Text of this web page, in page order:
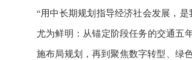
“用中长期规划指导经济社会发展，
尤为鲜明：从锚定阶段任务的交通五
施布局规划，再到聚焦数字转型、绿
2026年中国航海